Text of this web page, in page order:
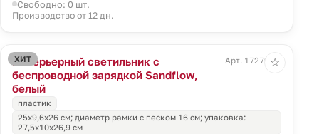
Свободно: 0 шт.
Производство от 12 дн.
ХИТ
Интерьерный светильник с
беспроводной зарядкой Sandflow,
белый
Арт. 17279.60
пластик
25x9,6x26 см; диаметр рамки с песком 16 см; упаковка:
27,5x10x26,9 см
☆